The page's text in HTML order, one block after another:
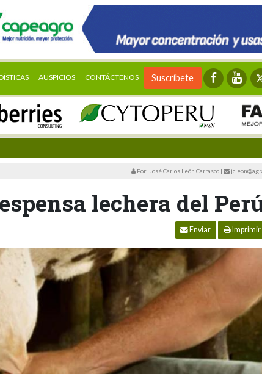
AUSPICIOS CONTÁCTENOS Suscríbete
Por: José Carlos León Carrasco |
lechera del
Enviar Imprimir